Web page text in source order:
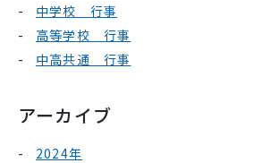
中学校 行事
高等学校 行事
中高共通 行事
アーカイブ
2024年